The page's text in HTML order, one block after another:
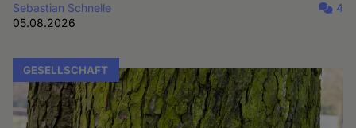
Sebastian Schnelle
05.08.2026
4
GESELLSCHAFT